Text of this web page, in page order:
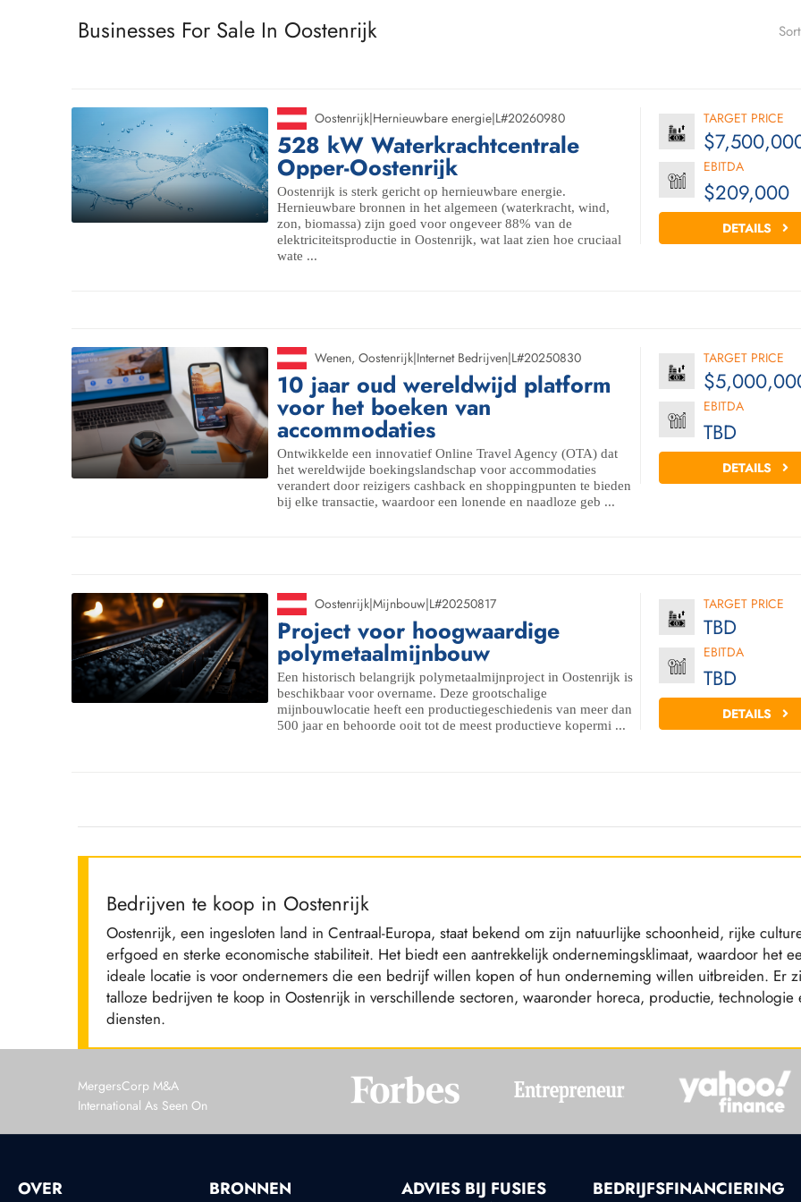
Businesses For Sale In Oostenrijk
Oostenrijk|Hernieuwbare energie|L#20260980
528 kW Waterkrachtcentrale
Opper-Oostenrijk
Oostenrijk is sterk gericht op hernieuwbare energie.
Hernieuwbare bronnen in het algemeen (waterkracht, wind,
zon, biomassa) zijn goed voor ongeveer 88% van de
elektriciteitsproductie in Oostenrijk, wat laat zien hoe cruciaal
wate ...
TARGET PRICE
EBITDA
$209,000
DETAILS
Wenen, Oostenrijk|Internet Bedrijven|L#20250830
10 jaar oud wereldwijd platform
voor het boeken van
accommodaties
Ontwikkelde een innovatief Online Travel Agency (OTA) dat
het wereldwijde boekingslandschap voor accommodaties
verandert door reizigers cashback en shoppingpunten te bieden
bij elke transactie, waardoor een lonende en naadloze geb ...
TARGET PRICE
EBITDA
TBD
DETAILS
Oostenrijk|Mijnbouw|L#20250817
Project voor hoogwaardige
polymetaalmijnbouw
Een historisch belangrijk polymetaalmijnproject in Oostenrijk is
beschikbaar voor overname. Deze grootschalige
mijnbouwlocatie heeft een productiegeschiedenis van meer dan
500 jaar en behoorde ooit tot de meest productieve kopermi ...
TARGET PRICE
TBD
EBITDA
TBD
DETAILS
Bedrijven te koop in Oostenrijk
Oostenrijk, een ingesloten land in Centraal-Europa, staat bekend om zijn natuurlijke schoonheid, rijke
erfgoed en sterke economische stabiliteit. Het biedt een aantrekkelijk ondernemingsklimaat, waardoor het
ideale locatie is voor ondernemers die een bedrijf willen kopen of hun onderneming willen uitbreiden. Er
talloze bedrijven te koop in Oostenrijk in verschillende sectoren, waaronder horeca, productie, technologie
diensten.
MergersCorp M&A
International As Seen On
OVER BRONNEN
ADVIES BIJ FUSIES
BEDRIJFSFINANCIERING